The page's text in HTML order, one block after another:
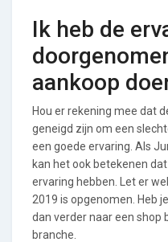
Ik heb de
aankoop
Hou er rekening mee dat
geneigd zijn om een
een goede ervaring. Als
kan het ook betekenen
ervaring hebben. Let er
2019 is opgenomen. Heb
dan verder naar een shop
branche.